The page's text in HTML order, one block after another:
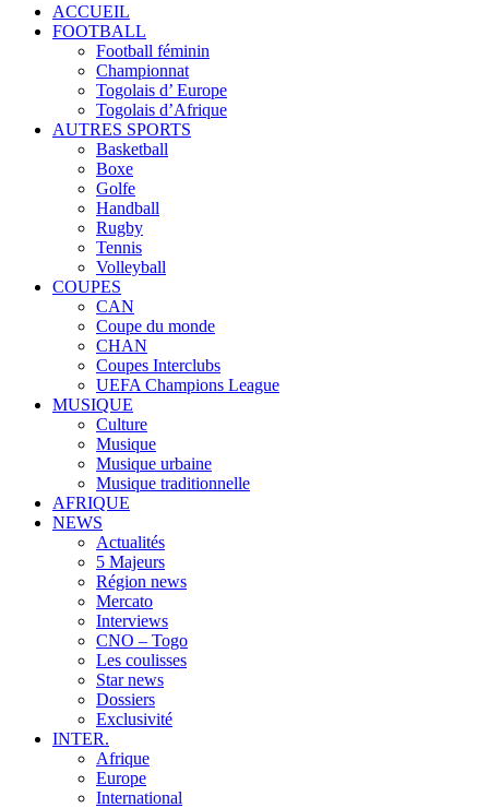
ACCUEIL
FOOTBALL
Football féminin
Championnat
Togolais d’ Europe
Togolais d’Afrique
AUTRES SPORTS
Basketball
Boxe
Golfe
Handball
Rugby
Tennis
Volleyball
COUPES
CAN
Coupe du monde
CHAN
Coupes Interclubs
UEFA Champions League
MUSIQUE
Culture
Musique
Musique urbaine
Musique traditionnelle
AFRIQUE
NEWS
Actualités
5 Majeurs
Région news
Mercato
Interviews
CNO – Togo
Les coulisses
Star news
Dossiers
Exclusivité
INTER.
Afrique
Europe
International